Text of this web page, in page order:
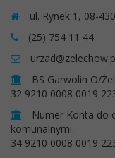
ul. Rynek 1, 08-
(25) 754 11 44
BS Garwolin O/
32 9210 0008 0019
Numer Konta do
komunalnymi:
34 9210 0008 0019